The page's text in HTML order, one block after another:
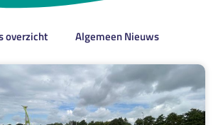
overzicht Algemeen Nieuws